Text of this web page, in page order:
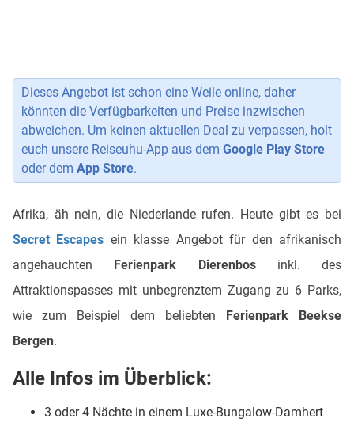
Dieses Angebot ist schon eine Weile online, daher
könnten die Verfügbarkeiten und Preise inzwischen
abweichen. Um keinen aktuellen Deal zu verpassen, holt
euch unsere Reiseuhu-App aus dem Google Play Store
oder dem App Store.
Afrika, äh nein, die Niederlande rufen. Heute gibt es bei
Secret Escapes ein klasse Angebot für den afrikanisch
angehauchten Ferienpark Dierenbosinkl. des
Attraktionspasses mit unbegrenztem Zugang zu 6 Parks,
wie zum Beispiel dem beliebten Ferienpark Beekse
Bergen.
Alle Infos im Überblick:
3 oder 4 Nächte in einem Luxe-Bungalow-Damhert